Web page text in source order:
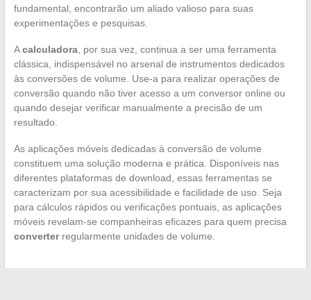
fundamental, encontrarão um aliado valioso para suas
experimentações e pesquisas.
Acalculadora, por sua vez, continua a ser uma ferramenta
clássica, indispensável no arsenal de instrumentos dedicados
às conversões de volume. Use-a para realizar operações de
conversão quando não tiver acesso a um conversor online ou
quando desejar verificar manualmente a precisão de um
resultado.
As aplicações móveis dedicadas à conversão de volume
constituem uma solução moderna e prática. Disponíveis nas
diferentes plataformas de download, essas ferramentas se
caracterizam por sua acessibilidade e facilidade de uso. Seja
para cálculos rápidos ou verificações pontuais, as aplicações
móveis revelam-se companheiras eficazes para quem precisa
converterregularmente unidades de volume.